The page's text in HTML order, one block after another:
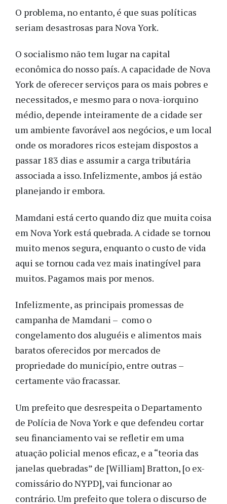
O problema, no entanto, é que suas políticas
seriam desastrosas para Nova York.
O socialismo não tem lugar na capital
econômica do nosso país. A capacidade de Nova
York de oferecer serviços para os mais pobres e
necessitados, e mesmo para o nova-iorquino
médio, depende inteiramente de a cidade ser
um ambiente favorável aos negócios, e um local
onde os moradores ricos estejam dispostos a
passar 183 dias e assumir a carga tributária
associada a isso. Infelizmente, ambos já estão
planejando ir embora.
Mamdani está certo quando diz que muita coisa
em Nova York está quebrada. A cidade se tornou
muito menos segura, enquanto o custo de vida
aqui se tornou cada vez mais inatingível para
muitos. Pagamos mais por menos.
Infelizmente, as principais promessas de
campanha de Mamdani – como o
congelamento dos aluguéis e alimentos mais
baratos oferecidos por mercados de
propriedade do município, entre outras –
certamente vão fracassar.
Um prefeito que desrespeita o Departamento
de Polícia de Nova York e que defendeu cortar
seu financiamento vai se refletir em uma
atuação policial menos eficaz, e a “teoria das
janelas quebradas” de [William] Bratton, [o ex-
comissário do NYPD], vai funcionar ao
contrário. Um prefeito que tolera o discurso de